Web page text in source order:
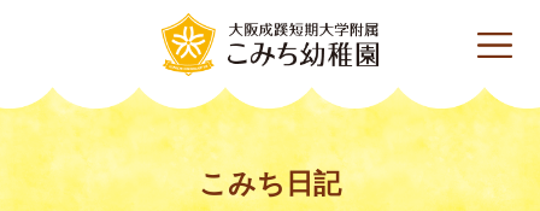
こみち日記